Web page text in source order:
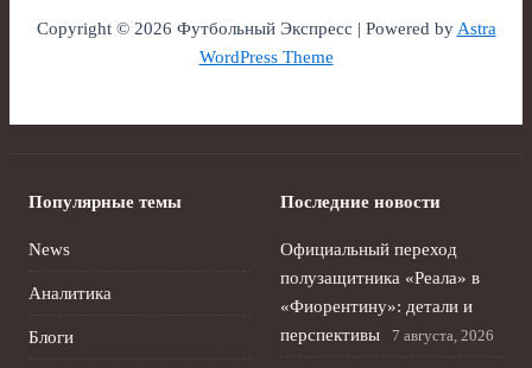
Copyright © 2026 Футбольный Экспресс | Powered byAstra
WordPress Theme
Популярные темы
News
Аналитика
Блоги
Последние новости
Официальный переход
полузащитника «Реала» в
«Фиорентину»: детали и
перспективы
7 августа, 2026